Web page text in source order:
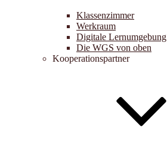
Klassenzimmer
Werkraum
Digitale Lernumgebung
Die WGS von oben
Kooperationspartner